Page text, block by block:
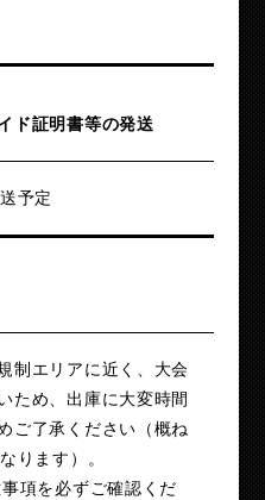
ド証明書等の発送
予定
制エリアに近く、大会
ため、出庫に大変時間
ご了承ください（概ね
ります）。
項を必ずご確認くだ